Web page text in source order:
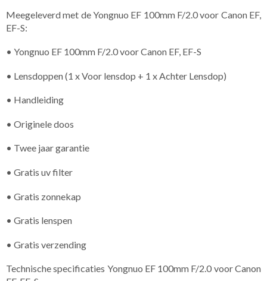
Meegeleverd met de Yongnuo EF 100mm F/2.0 voor Canon EF,
EF-S:
• Yongnuo EF 100mm F/2.0 voor Canon EF, EF-S
• Lensdoppen (1 x Voor lensdop + 1 x Achter Lensdop)
• Handleiding
• Originele doos
• Twee jaar garantie
• Gratis uv filter
• Gratis zonnekap
• Gratis lenspen
• Gratis verzending
Technische specificaties Yongnuo EF 100mm F/2.0 voor Canon